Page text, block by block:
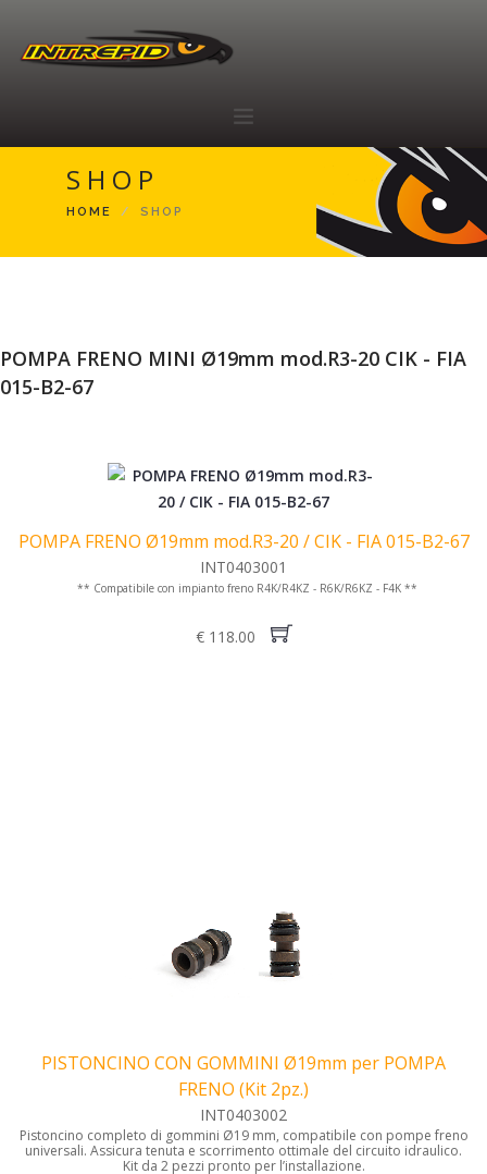
HOME
ABOUT
CONTATTI
IT
SHOP
HOME SHOP
POMPA FRENO MINI Ø19mm mod.R3-20 CIK - FIA
015-B2-67
POMPA FRENO Ø19mm mod.R3-20 / CIK - FIA 015-B2-67
INT0403001
** Compatibile con impianto freno R4K/R4KZ - R6K/R6KZ - F4K **
€ 118.00
PISTONCINO CON GOMMINI Ø19mm per POMPA
FRENO (Kit 2pz.)
INT0403002
Pistoncino completo di gommini Ø19 mm, compatibile con pompe freno
universali. Assicura tenuta e scorrimento ottimale del circuito idraulico.
Kit da 2 pezzi pronto per l’installazione.